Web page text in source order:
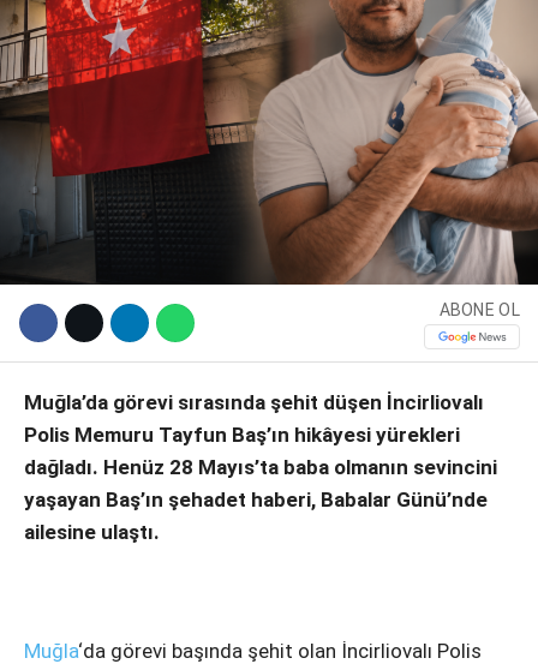
WhatsApp İhbar Hattı
Facebook
ABONE OL
Muğla’da görevi sırasında şehit düşen İncirliovalı
Polis Memuru Tayfun Baş’ın hikâyesi yürekleri
dağladı. Henüz 28 Mayıs’ta baba olmanın sevincini
yaşayan Baş’ın şehadet haberi, Babalar Günü’nde
ailesine ulaştı.
Muğla‘da görevi başında şehit olan İncirliovalı Polis